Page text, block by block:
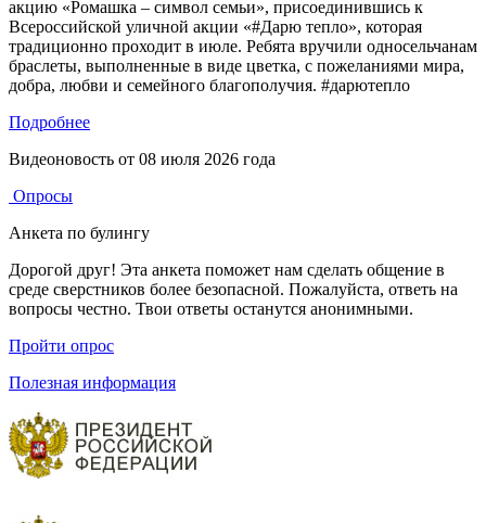
акцию «Ромашка – символ семьи», присоединившись к
Всероссийской уличной акции «#Дарю тепло», которая
традиционно проходит в июле. Ребята вручили односельчанам
браслеты, выполненные в виде цветка, с пожеланиями мира,
добра, любви и семейного благополучия. #дарютепло
Подробнее
Видеоновость от 08 июля 2026 года
Опросы
Анкета по булингу
Дорогой друг! Эта анкета поможет нам сделать общение в
среде сверстников более безопасной. Пожалуйста, ответь на
вопросы честно. Твои ответы останутся анонимными.
Пройти опрос
Полезная информация